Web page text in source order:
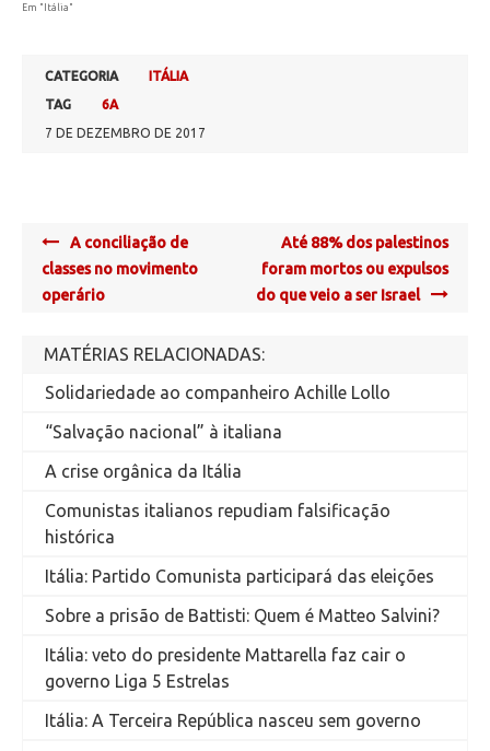
Em "Itália"
CATEGORIA
ITÁLIA
TAG
6A
7 DE DEZEMBRO DE 2017
Post
navigation
A conciliação de
classes no movimento
operário
Até 88% dos palestinos
foram mortos ou expulsos
do que veio a ser Israel
MATÉRIAS RELACIONADAS:
Solidariedade ao companheiro Achille Lollo
“Salvação nacional” à italiana
A crise orgânica da Itália
Comunistas italianos repudiam falsificação
histórica
Itália: Partido Comunista participará das eleições
Sobre a prisão de Battisti: Quem é Matteo Salvini?
Itália: veto do presidente Mattarella faz cair o
governo Liga 5 Estrelas
Itália: A Terceira República nasceu sem governo